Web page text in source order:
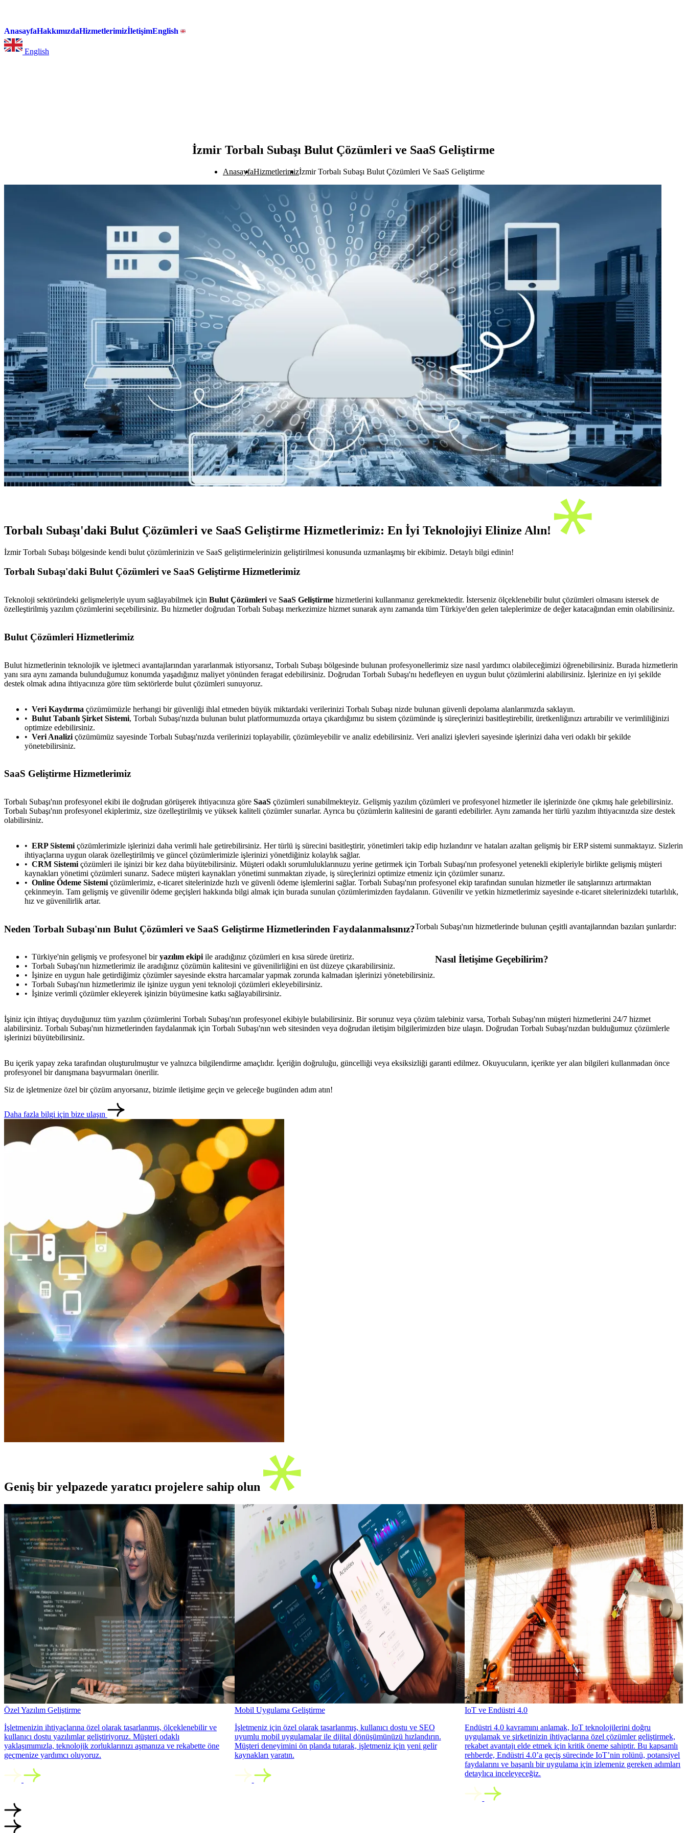
AnasayfaHakkımızdaHizmetlerimizİletişimEnglish
English
İzmir Torbalı Subaşı Bulut Çözümleri ve SaaS Geliştirme
AnasayfaHizmetlerimizİzmir Torbalı Subaşı Bulut Çözümleri Ve SaaS Geliştirme
Torbalı Subaşı'daki Bulut Çözümleri ve SaaS Geliştirme Hizmetlerimiz: En İyi Teknolojiyi Elinize Alın!
İzmir Torbalı Subaşı bölgesinde kendi bulut çözümlerinizin ve SaaS geliştirmelerinizin geliştirilmesi konusunda uzmanlaşmış bir ekibimiz. Detaylı bilgi edinin!
Torbalı Subaşı'daki Bulut Çözümleri ve SaaS Geliştirme Hizmetlerimiz
Teknoloji sektöründeki gelişmeleriyle uyum sağlayabilmek için Bulut Çözümleri ve SaaS Geliştirme hizmetlerini kullanmanız gerekmektedir. İsterseniz ölçeklenebilir bulut çözümleri olmasını istersek de
özelleştirilmiş yazılım çözümlerini seçebilirsiniz. Bu hizmetler doğrudan Torbalı Subaşı merkezimize hizmet sunarak aynı zamanda tüm Türkiye'den gelen taleplerimize de değer katacağından emin olabilirsiniz.
Bulut Çözümleri Hizmetlerimiz
Bulut hizmetlerinin teknolojik ve işletmeci avantajlarından yararlanmak istiyorsanız, Torbalı Subaşı bölgesinde bulunan profesyonellerimiz size nasıl yardımcı olabileceğimizi öğrenebilirsiniz. Burada hizmetlerin
yanı sıra aynı zamanda bulunduğumuz konumda yaşadığınız maliyet yönünden feragat edebilirsiniz. Doğrudan Torbalı Subaşı'nı hedefleyen en uygun bulut çözümlerini alabilirsiniz. İşlerinize en iyi şekilde
destek olmak adına ihtiyacınıza göre tüm sektörlerde bulut çözümleri sunuyoruz.
Veri Kaydırma çözümümüzle herhangi bir güvenliği ihlal etmeden büyük miktardaki verilerinizi Torbalı Subaşı nizde bulunan güvenli depolama alanlarımızda saklayın.
Bulut Tabanlı Şirket Sistemi, Torbalı Subaşı'nızda bulunan bulut platformumuzda ortaya çıkardığımız bu sistem çözümünde iş süreçlerinizi basitleştirebilir, üretkenliğınızı artırabilir ve verimliliğinizi
optimize edebilirsiniz.
Veri Analizi çözümümüz sayesinde Torbalı Subaşı'nızda verilerinizi toplayabilir, çözümleyebilir ve analiz edebilirsiniz. Veri analizi işlevleri sayesinde işlerinizi daha veri odaklı bir şekilde
yönetebilirsiniz.
SaaS Geliştirme Hizmetlerimiz
Torbalı Subaşı'nın profesyonel ekibi ile doğrudan görüşerek ihtiyacınıza göre SaaS çözümleri sunabilmekteyiz. Gelişmiş yazılım çözümleri ve profesyonel hizmetler ile işlerinizde öne çıkmış hale gelebilirsiniz.
Torbalı Subaşı'nın profesyonel ekiplerimiz, size özelleştirilmiş ve yüksek kaliteli çözümler sunarlar. Ayrıca bu çözümlerin kalitesini de garanti edebilirler. Aynı zamanda her türlü yazılım ihtiyacınızda size destek
olabilirsiniz.
ERP Sistemi çözümlerimizle işlerinizi daha verimli hale getirebilirsiniz. Her türlü iş sürecini basitleştirir, yönetimleri takip edip hızlandırır ve hataları azaltan gelişmiş bir ERP sistemi sunmaktayız. Sizlerin
ihtiyaçlarına uygun olarak özelleştirilmiş ve güncel çözümlerimizle işlerinizi yönetdiğiniz kolaylık sağlar.
CRM Sistemi çözümleri ile işinizi bir kez daha büyütebilirsiniz. Müşteri odaklı sorumluluklarınuzu yerine getirmek için Torbalı Subaşı'nın profesyonel yetenekli ekipleriyle birlikte gelişmiş müşteri
kaynakları yönetimi çözümleri sunarız. Sadece müşteri kaynakları yönetimi sunmaktan ziyade, iş süreçlerinizi optimize etmeniz için çözümler sunarız.
Online Ödeme Sistemi çözümlerimiz, e-ticaret sitelerinizde hızlı ve güvenli ödeme işlemlerini sağlar. Torbalı Subaşı'nın profesyonel ekip tarafından sunulan hizmetler ile satışlarınızı artırmaktan
çekinmeyin. Tam gelişmiş ve güvenilir ödeme geçişleri hakkında bilgi almak için burada sunulan çözümlerimizden faydalanın. Güvenilir ve yetkin hizmetlerimiz sayesinde e-ticaret sitelerinizdeki tutarlılık,
hız ve güvenilirlik artar.
Neden Torbalı Subaşı'nın Bulut Çözümleri ve SaaS Geliştirme Hizmetlerinden Faydalanmalısınız?Torbalı Subaşı'nın hizmetlerinde bulunan çeşitli avantajlarından bazıları şunlardır:
Türkiye'nin gelişmiş ve profesyonel biryazılım ekipi ile aradığınız çözümleri en kısa sürede üretiriz.
Torbalı Subaşı'nın hizmetlerimiz ile aradığınız çözümün kalitesini ve güvenilirliğini en üst düzeye çıkarabilirsiniz.
İşinize en uygun hale getirdiğimiz çözümler sayesinde ekstra harcamalar yapmak zorunda kalmadan işlerinizi yönetebilirsiniz.
Torbalı Subaşı'nın hizmetlerimiz ile işinize uygun yeni teknoloji çözümleri ekleyebilirsiniz.
İşinize verimli çözümler ekleyerek işinizin büyümesine katkı sağlayabilirsiniz.
Nasıl İletişime Geçebilirim?
İşiniz için ihtiyaç duyduğunuz tüm yazılım çözümlerini Torbalı Subaşı'nın profesyonel ekibiyle bulabilirsiniz. Bir sorunuz veya çözüm talebiniz varsa, Torbalı Subaşı'nın müşteri hizmetlerini 24/7 hizmet
alabilirsiniz. Torbalı Subaşı'nın hizmetlerinden faydalanmak için Torbalı Subaşı'nın web sitesinden veya doğrudan iletişim bilgilerimizden bize ulaşın. Doğrudan Torbalı Subaşı'nızdan bulduğumuz çözümlerle
işlerinizi büyütebilirsiniz.
Bu içerik yapay zeka tarafından oluşturulmuştur ve yalnızca bilgilendirme amaçlıdır. İçeriğin doğruluğu, güncelliği veya eksiksizliği garanti edilmez. Okuyucuların, içerikte yer alan bilgileri kullanmadan önce
profesyonel bir danışmana başvurmaları önerilir.
Siz de işletmenize özel bir çözüm arıyorsanız, bizimle iletişime geçin ve geleceğe bugünden adım atın!
Daha fazla bilgi için bize ulaşın
Geniş bir yelpazede yaratıcı projelere sahip olun
Özel Yazılım Geliştirme
İşletmenizin ihtiyaçlarına özel olarak tasarlanmış, ölçeklenebilir ve
kullanıcı dostu yazılımlar geliştiriyoruz. Müşteri odaklı
yaklaşımımızla, teknolojik zorluklarınızı aşmanıza ve rekabette öne
geçmenize yardımcı oluyoruz.
Mobil Uygulama Geliştirme
İşletmeniz için özel olarak tasarlanmış, kullanıcı dostu ve SEO
uyumlu mobil uygulamalar ile dijital dönüşümünüzü hızlandırın.
Müşteri deneyimini ön planda tutarak, işletmeniz için yeni gelir
kaynakları yaratın.
IoT ve Endüstri 4.0
Endüstri 4.0 kavramını anlamak, IoT teknolojilerini doğru
uygulamak ve şirketinizin ihtiyaçlarına özel çözümler geliştirmek,
rekabet avantajı elde etmek için kritik öneme sahiptir. Bu kapsamlı
rehberde, Endüstri 4.0’a geçiş sürecinde IoT’nin rolünü, potansiyel
faydalarını ve başarılı bir uygulama için izlemeniz gereken adımları
detaylıca inceleyeceğiz.